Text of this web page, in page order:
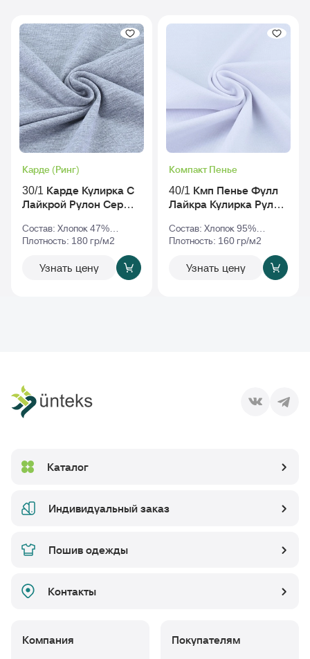
Карде (Ринг)
30/1 Карде Кулирка С
Лайкрой Рулон Серый-
Состав: Хлопок 47%
Полиэстер 47% Эластан
Плотность: 180 гр/м2
Узнать цену
Компакт Пенье
40/1 Кмп Пенье Фулл
Лайкра Кулирка Рулон
Состав: Хлопок 95%
Эластан 5%
Плотность: 160 гр/м2
Узнать цену
Каталог
Индивидуальный заказ
Пошив одежды
Контакты
Компания Покупателям